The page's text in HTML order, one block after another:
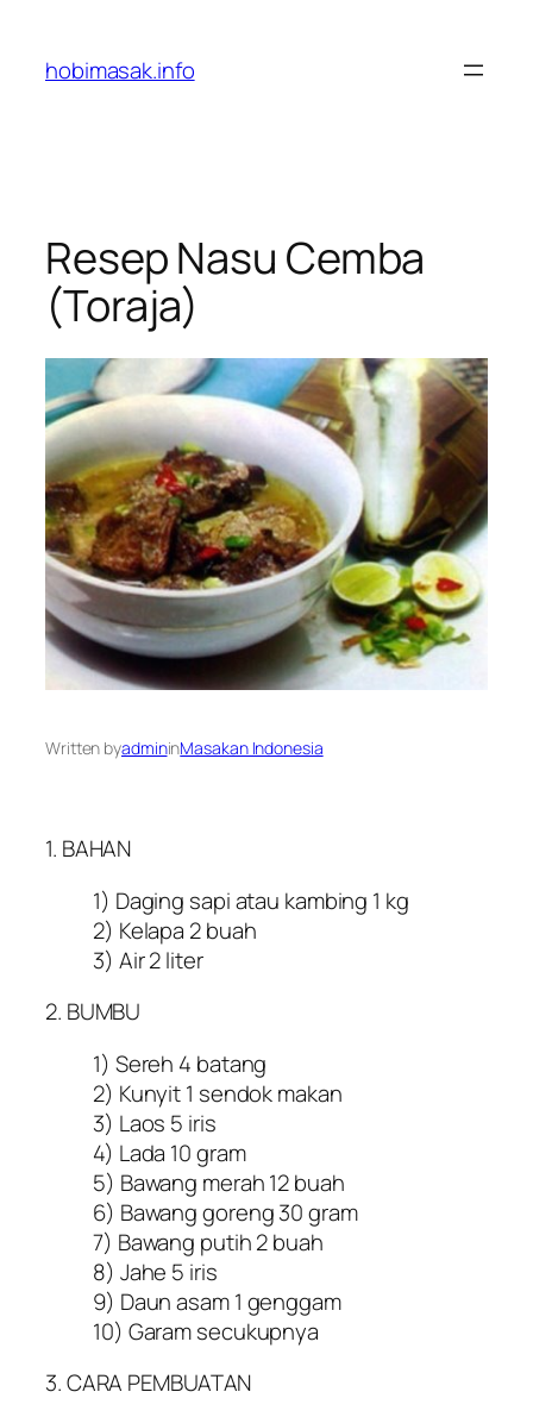
content
hobimasak.info
Resep Nasu Cemba
(Toraja)
Written byadmininMasakan Indonesia
1. BAHAN
1) Daging sapi atau kambing 1 kg
2) Kelapa 2 buah
3) Air 2 liter
2. BUMBU
1) Sereh 4 batang
2) Kunyit 1 sendok makan
3) Laos 5 iris
4) Lada 10 gram
5) Bawang merah 12 buah
6) Bawang goreng 30 gram
7) Bawang putih 2 buah
8) Jahe 5 iris
9) Daun asam 1 genggam
10) Garam secukupnya
3. CARA PEMBUATAN